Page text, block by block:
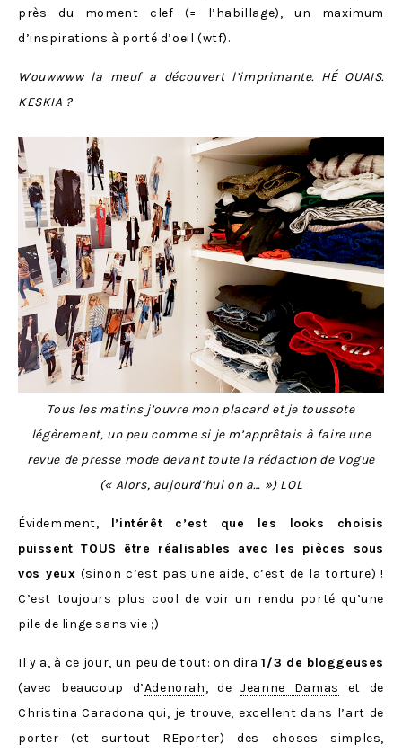
près du moment clef (= l’habillage), un maximum
d’inspirations à porté d’oeil (wtf).
Wouwwww la meuf a découvert l’imprimante. HÉ OUAIS.
KESKIA ?
Tous les matins j’ouvre mon placard et je toussote
légèrement, un peu comme si je m’apprêtais à faire une
revue de presse mode devant toute la rédaction de Vogue
(« Alors, aujourd’hui on a… ») LOL
Évidemment, l’intérêt c’est que les looks choisis
puissent TOUS être réalisables avec les pièces sous
vos yeux (sinon c’est pas une aide, c’est de la torture) !
C’est toujours plus cool de voir un rendu porté qu’une
pile de linge sans vie ;)
Il y a, à ce jour, un peu de tout: on dira1/3 de bloggeuses
(avec beaucoup d’Adenorah, deJeanne Damas
et de
Christina Caradona qui, je trouve, excellent dans l’art de
porter (et surtout REporter) des choses simples,